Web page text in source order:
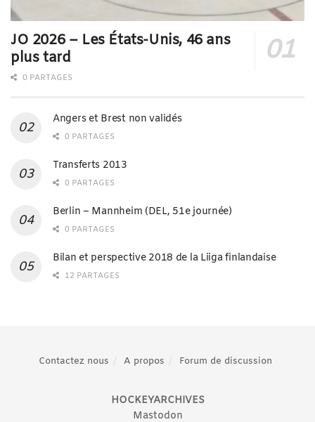
JO 2026 – Les États-Unis, 46 ans
plus tard
0 PARTAGES
Angers et Brest non validés
0 PARTAGES
Transferts 2013
0 PARTAGES
Berlin – Mannheim (DEL, 51e journée)
0 PARTAGES
Bilan et perspective 2018 de la Liiga finlandaise
12 PARTAGES
Contactez nous A propos Forum de discussion
HOCKEYARCHIVES
Mastodon